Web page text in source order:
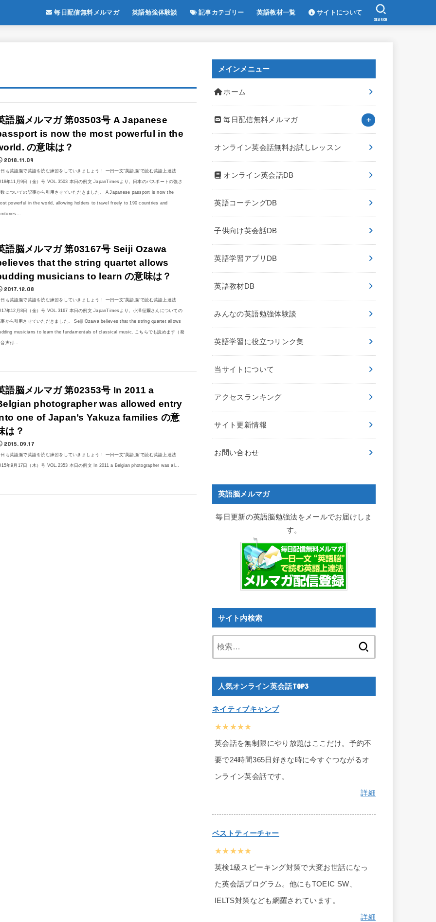
毎日配信無料メルマガ 英語勉強体験談 記事カテゴリー 英語教材一覧 サイトについて
SEARCH
語脳メルマガ 第03503号 A Japanese
is now the most powerful in the
の意味は？
2018.11.09
も英語脳で英語を読む練習をしていきましょう！ 一日一文“英語脳”で読む英語上達法
年11月9日（金）号 VOL.3503 本日の例文 JapanTimesより。日本のパスポートの強さ
数についての記事から引用させていただきました。 A Japanese passport is now the
powerful in the world, allowing holders to travel freely to 190 countries and
語脳メルマガ 第03167号 Seiji Ozawa
that the string quartet allows
musicians to learn の意味は？
2017.12.08
も英語脳で英語を読む練習をしていきましょう！ 一日一文“英語脳”で読む英語上達法
年12月8日（金）号 VOL.3167 本日の例文 JapanTimesより。小澤征爾さんについての
事から引用させていただきました。 Seiji Ozawa believes that the string quartet allows
musicians to learn the fundamentals of classical music. こちらでも読めます（発
声付...
語脳メルマガ 第02353号 In 2011 a
photographer was allowed entry
one of Japan’s Yakuza families の意
は？
2015.09.17
も英語脳で英語を読む練習をしていきましょう！ 一日一文“英語脳”で読む英語上達法
年9月17日（木）号 VOL.2353 本日の例文 In 2011 a Belgian photographer was al...
メインメニュー
ホーム
毎日配信無料メルマガ
オンライン英会話無料お試しレッスン
オンライン英会話DB
英語コーチングDB
子供向け英会話DB
英語学習アプリDB
英語教材DB
みんなの英語勉強体験談
英語学習に役立つリンク集
当サイトについて
アクセスランキング
サイト更新情報
お問い合わせ
英語脳メルマガ
毎日更新の英語脳勉強法をメールでお届けしま
す。
サイト内検索
人気オンライン英会話TOP3
ネイティブキャンプ
★★★★★
英会話を無制限にやり放題はここだけ。予約不
要で24時間365日好きな時に今すぐつながるオ
ンライン英会話です。
詳細
ベストティーチャー
★★★★★
英検1級スピーキング対策で大変お世話になっ
た英会話プログラム。他にもTOEIC SW、
IELTS対策なども網羅されています。
詳細